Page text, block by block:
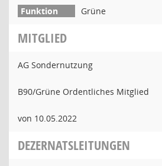
Grüne
MITGLIED
AG Sondernutzung
B90/Grüne Ordentliches Mitglied
von 10.05.2022
DEZERNATSLEITUNGEN